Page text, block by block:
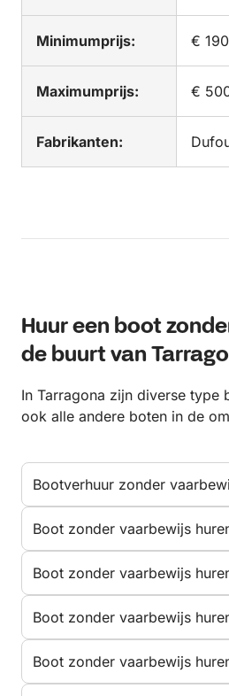
Minimumprijs: €
Maximumprijs: €
Fabrikanten:
Huur een boot
de buurt van
In Tarragona zijn diverse type
ook alle andere boten in de
Bootverhuur zonder
Boot zonder vaarbewijs
Boot zonder vaarbewijs
Boot zonder vaarbewijs
Boot zonder vaarbewijs